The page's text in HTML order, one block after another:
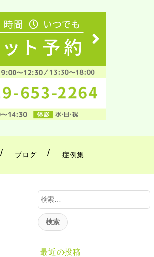
ブログ 症例集
検
索
最近の投稿